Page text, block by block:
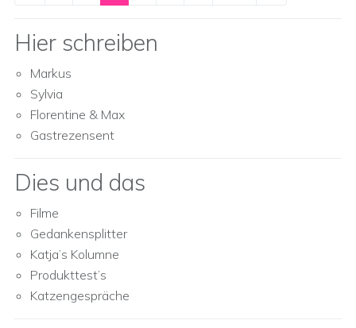
Hier schreiben
Markus
Sylvia
Florentine & Max
Gastrezensent
Dies und das
Filme
Gedankensplitter
Katja’s Kolumne
Produkttest’s
Katzengespräche